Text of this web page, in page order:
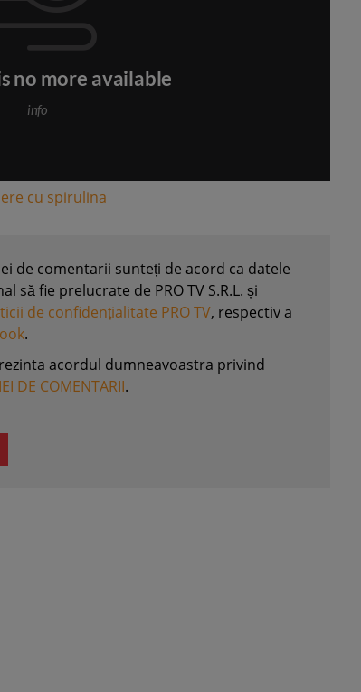
cu spirulina
de comentarii sunteți de acord ca datele
să fie prelucrate de PRO TV S.R.L. și
de confidențialitate PRO TV, respectiv a
.
acordul dumneavoastra privind
DE COMENTARII.